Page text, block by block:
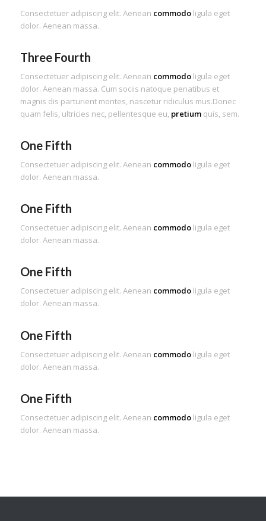
Consectetuer adipiscing elit. Aenean commodoligula eget
dolor. Aenean massa.
Three Fourth
Consectetuer adipiscing elit. Aenean commodoligula eget
dolor. Aenean massa. Cum sociis natoque penatibus et
magnis dis parturient montes, nascetur ridiculus mus.Donec
quam felis, ultricies nec, pellentesque eu, pretiumquis, sem.
One Fifth
Consectetuer adipiscing elit. Aenean commodoligula eget
dolor. Aenean massa.
One Fifth
Consectetuer adipiscing elit. Aenean commodoligula eget
dolor. Aenean massa.
One Fifth
Consectetuer adipiscing elit. Aenean commodoligula eget
dolor. Aenean massa.
One Fifth
Consectetuer adipiscing elit. Aenean commodoligula eget
dolor. Aenean massa.
One Fifth
Consectetuer adipiscing elit. Aenean commodoligula eget
dolor. Aenean massa.